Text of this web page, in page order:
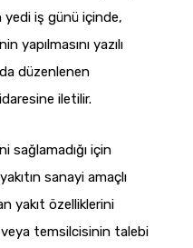
iş günü içinde,
yapılmasını yazılı
düzenlenen
iletilir.
sağlamadığı için
sanayi amaçlı
yakıt özelliklerini
temsilcisinin talebi